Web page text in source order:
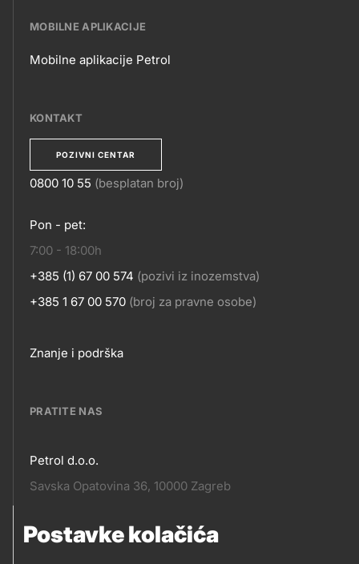
Postavke kolačića
POSLOVANJE
MOBILNE APLIKACIJE
APLIKACIJE
Mobilne aplikacije Petrol
KONTAKT
POZIVNI CENTAR
KONTAKT
0800 10 55 (besplatan broj)
Pon - pet:
7:00 - 18:00h
+385 (1) 67 00 574 (pozivi iz inozemstva)
+385 1 67 00 570 (broj za pravne osobe)
Footer
Znanje i podrška
PRATITE NAS
Pratite
Petrol d.o.o.
Savska Opatovina 36, 10000 Zagreb
Pratite